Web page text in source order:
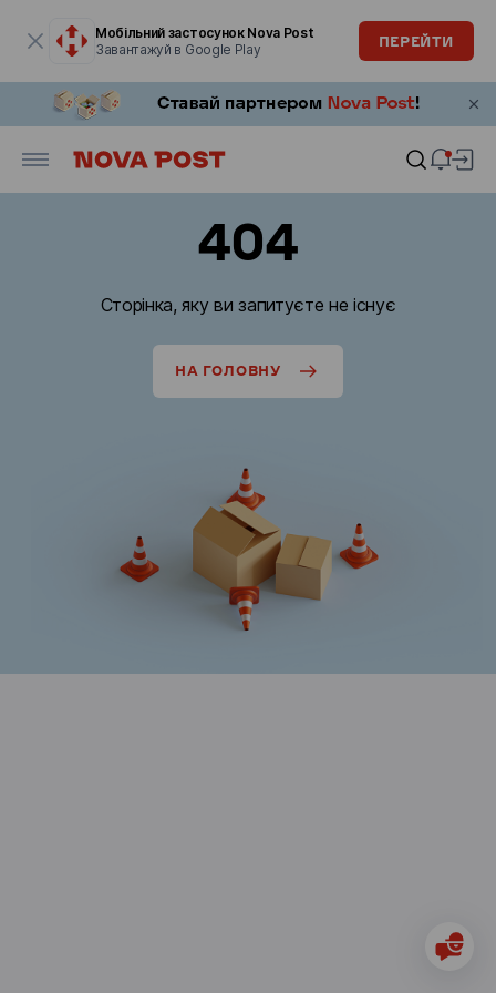
Мобільний застосунок Nova Post
Завантажуй в Google Play
ПЕРЕЙТИ
404
Сторінка, яку ви запитуєте не існує
НА ГОЛОВНУ